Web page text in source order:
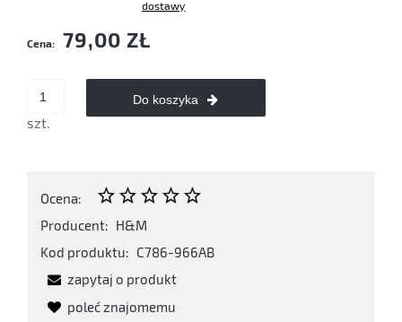
dostawy
Cena: 79,00 ZŁ
szt.
Do koszyka
Ocena:
Producent: H&M
Kod produktu: C786-966AB
zapytaj o produkt
poleć znajomemu